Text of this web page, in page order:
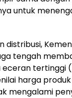
untuk
distribusi,
tengah
tertinggi
harga
mengalami